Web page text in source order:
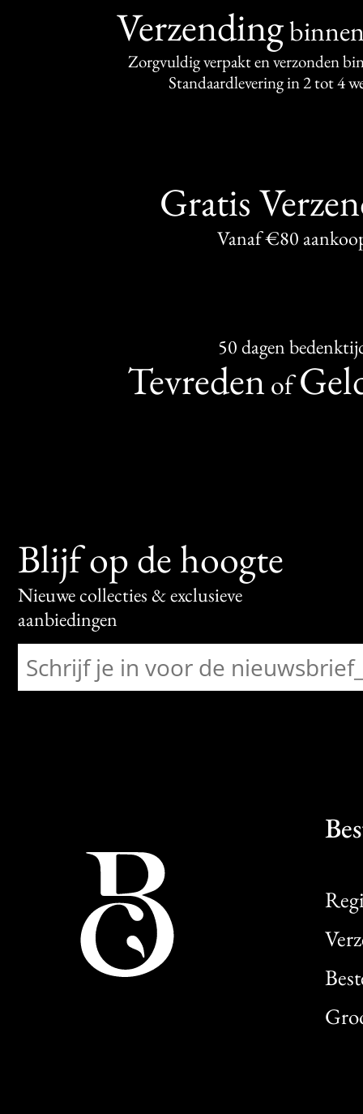
Verzending
Zorgvuldig verpakt en verzonden
Standaardlevering in 2 tot 4
Gratis
Vanaf €80
50 dagen
Tevredenof
Blijf op de hoogte
Nieuwe collecties & exclusieve
aanbiedingen